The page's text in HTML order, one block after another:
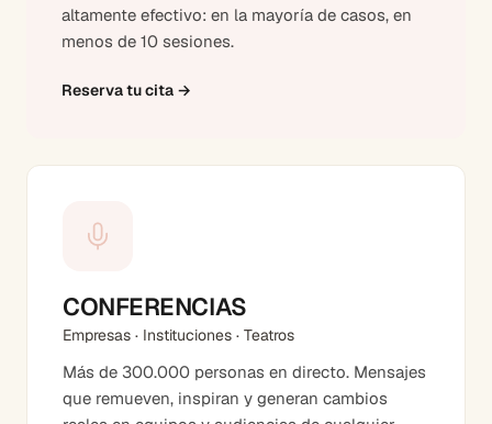
altamente efectivo: en la mayoría de casos, en
menos de 10 sesiones.
Reserva tu cita →
CONFERENCIAS
Empresas · Instituciones · Teatros
Más de 300.000 personas en directo. Mensajes
que remueven, inspiran y generan cambios